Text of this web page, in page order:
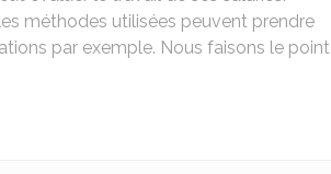
méthodes utilisées peuvent prendre
par exemple. Nous faisons le point